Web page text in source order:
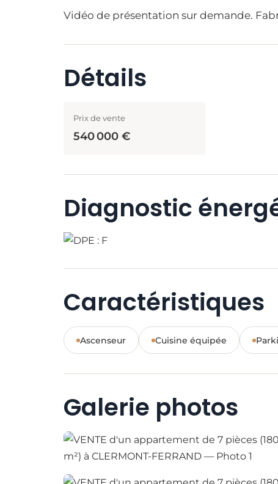
Vidéo de présentation sur demande.
Détails
Prix de vente
540 000 €
Diagnostic
Caractéristiques
Ascenseur Cuisine équipée
Galerie photos